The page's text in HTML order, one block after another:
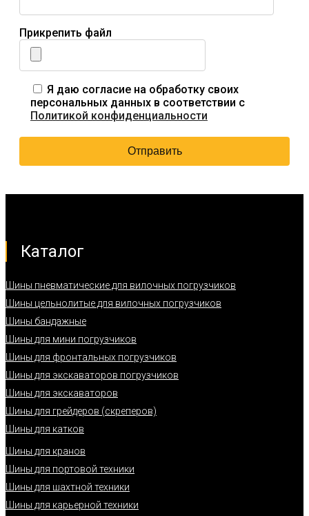
Прикрепить файл
Я даю согласие на обработку своих
персональных данных в соответствии с
Политикой конфиденциальности
Каталог
Шины пневматические для вилочных погрузчиков
Шины цельнолитые для вилочных погрузчиков
Шины бандажные
Шины для мини погрузчиков
Шины для фронтальных погрузчиков
Шины для экскаваторов погрузчиков
Шины для экскаваторов
Шины для грейдеров (скреперов)
Шины для катков
Шины для кранов
Шины для портовой техники
Шины для шахтной техники
Шины для карьерной техники